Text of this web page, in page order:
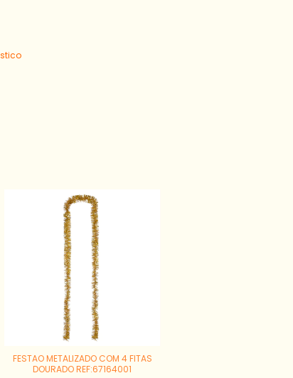
FESTAO METALIZADO COM 4 FITAS
DOURADO REF:67164001